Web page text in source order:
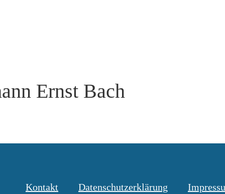
Ernst Bach
Kontakt Datenschutzerklärung